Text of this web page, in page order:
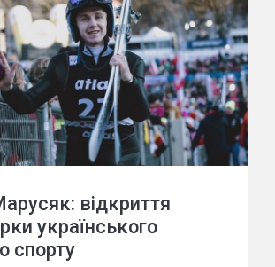
відкриття
українського
спорту